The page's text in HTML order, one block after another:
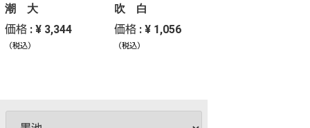
潮 大
価格 : ¥ 3,344
（税込）
吹 白
価格 : ¥ 1,056
（税込）